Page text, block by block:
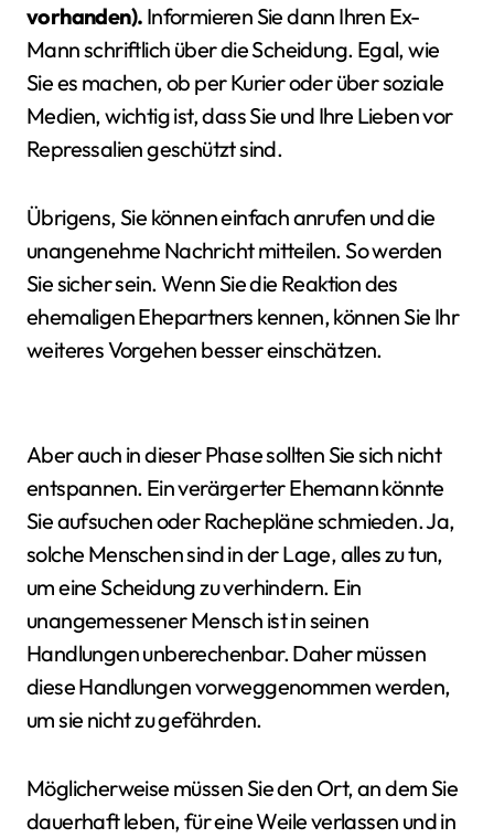
vorhanden). Informieren Sie dann Ihren Ex-
Mann schriftlich über die Scheidung. Egal, wie
Sie es machen, ob per Kurier oder über soziale
Medien, wichtig ist, dass Sie und Ihre Lieben vor
Repressalien geschützt sind.
Übrigens, Sie können einfach anrufen und die
unangenehme Nachricht mitteilen. So werden
Sie sicher sein. Wenn Sie die Reaktion des
ehemaligen Ehepartners kennen, können Sie Ihr
weiteres Vorgehen besser einschätzen.
Aber auch in dieser Phase sollten Sie sich nicht
entspannen. Ein verärgerter Ehemann könnte
Sie aufsuchen oder Rachepläne schmieden. Ja,
solche Menschen sind in der Lage, alles zu tun,
um eine Scheidung zu verhindern. Ein
unangemessener Mensch ist in seinen
Handlungen unberechenbar. Daher müssen
diese Handlungen vorweggenommen werden,
um sie nicht zu gefährden.
Möglicherweise müssen Sie den Ort, an dem Sie
dauerhaft leben, für eine Weile verlassen und in